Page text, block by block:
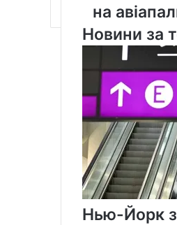
сотні
рейсів
через
зростання
на
авіапаливо
на
Новини за
Нью-Йорк